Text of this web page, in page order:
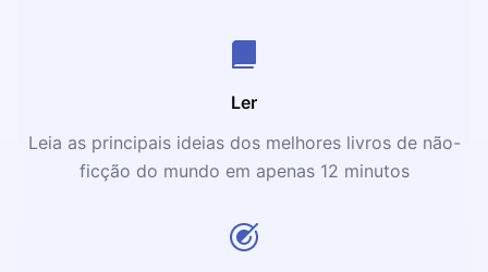
Ler
Leia as principais ideias dos melhores livros de não-
ficção do mundo em apenas 12 minutos